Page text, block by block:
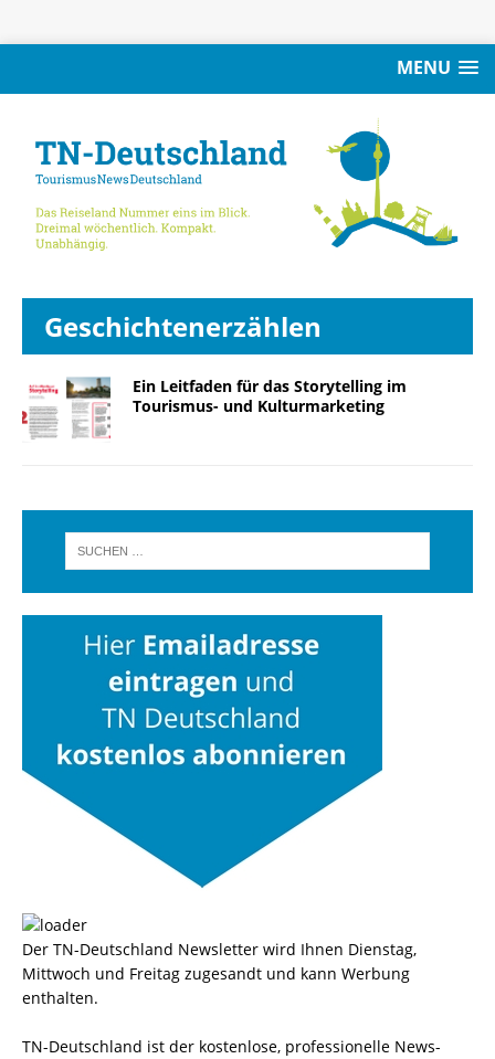
MENU
Geschichtenerzählen
Ein Leitfaden für das Storytelling im
Tourismus- und Kulturmarketing
Der TN-Deutschland Newsletter wird Ihnen Dienstag,
Mittwoch und Freitag zugesandt und kann Werbung
enthalten.
TN-Deutschland ist der kostenlose, professionelle News-